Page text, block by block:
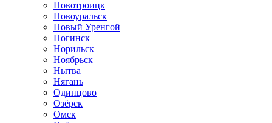
Новотроицк
Новоуральск
Новый Уренгой
Ногинск
Норильск
Ноябрьск
Нытва
Нягань
Одинцово
Озёрск
Омск